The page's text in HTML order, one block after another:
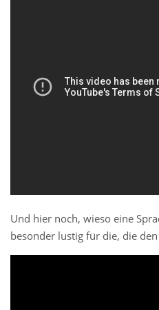
Und hier noch, wieso eine
besonder lustig für die, die